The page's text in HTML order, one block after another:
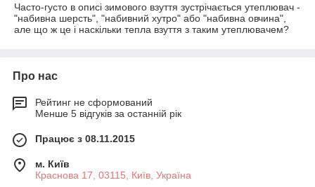
Часто-густо в описі зимового взуття зустрічається утеплювач -
"набивна шерсть", "набивний хутро" або "набивна овчина",
але що ж це і наскільки тепла взуття з таким утеплювачем?
Про нас
Рейтинг не сформований
Менше 5 відгуків за останній рік
Працює з 08.11.2015
м. Київ
Краснова 17, 03115, Київ, Україна